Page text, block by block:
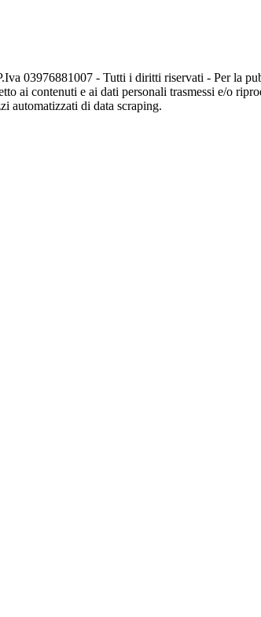
03976881007 - Tutti i diritti riservati - Per la
ai contenuti e ai dati personali trasmessi e/o
automatizzati di data scraping.